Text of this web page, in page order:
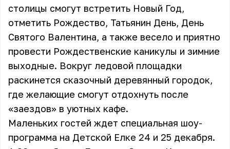
столицы смогут встретить Новый Год,
отметить Рождество, Татьянин День, День
Святого Валентина, а также весело и приятно
провести Рождественские каникулы и зимние
выходные. Вокруг ледовой площадки
раскинется сказочный деревянный городок,
где желающие смогут отдохнуть после
«заездов» в уютных кафе.
Маленьких гостей ждет специальная шоу-
программа на Детской Елке 24 и 25 декабря.